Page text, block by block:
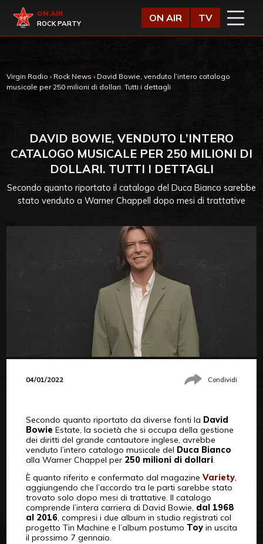
Virgin Radio
ON AIR
ROCK PARTY
ON AIR TV
Virgin Radio › Rock News › David Bowie, venduto l’intero catalogo
musicale per 250 milioni di dollari. Tutti i dettagli
DAVID BOWIE, VENDUTO L’INTERO
CATALOGO MUSICALE PER 250 MILIONI DI
DOLLARI. TUTTI I DETTAGLI
Secondo quanto riportato il catalogo del Duca Bianco sarebbe
stato venduto a Warner Chappell dopo mesi di trattative
04/01/2022 Condividi
Secondo quanto riportato da diverse fonti la David
Bowie Estate, la società che si occupa della gestione
dei diritti del grande cantautore inglese, avrebbe
venduto l’intero catalogo musicale del Duca Bianco
alla Warner Chappel per 250 milioni di dollari.
È quanto riferito e confermato dal magazine Variety,
aggiungendo che l’accordo tra le parti sarebbe stato
trovato solo dopo mesi di trattative. Il catalogo
comprende l’intera carriera di David Bowie, dal 1968
al 2016, compresi i due album in studio registrati col
progetto Tin Machine e l’album postumo Toyin uscita
il prossimo 7 gennaio.